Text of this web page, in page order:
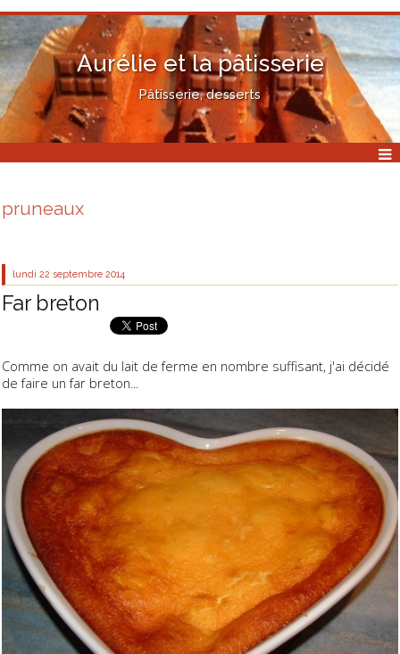
Aurélie et la pâtisserie
Pâtisserie, desserts
pruneaux
lundi 22 septembre 2014
Far breton
Comme on avait du lait de ferme en nombre suffisant, j'ai décidé
de faire un far breton...